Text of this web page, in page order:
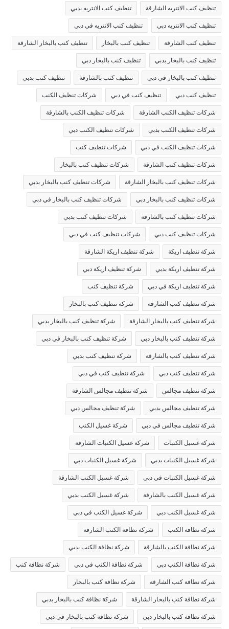
تنظيف كنب الانتريه الشارقة تنظيف كنب الانتريه بدبي
تنظيف كنب الانتريه دبي تنظيف كنب الانتريه في دبي
تنظيف كنب الشارقة تنظيف كنب بالبخار تنظيف كنب بالبخار الشارقة
تنظيف كنب بالبخار بدبي تنظيف كنب بالبخار دبي
تنظيف كنب بالبخار في دبي تنظيف كنب بالشارقة تنظيف كنب بدبي
تنظيف كنب دبي تنظيف كنب في دبي شركات تنظيف الكنب
شركات تنظيف الكنب الشارقة شركات تنظيف الكنب بالشارقة
شركات تنظيف الكنب بدبي شركات تنظيف الكنب دبي
شركات تنظيف الكنب في دبي شركات تنظيف كنب
شركات تنظيف كنب الشارقة شركات تنظيف كنب بالبخار
شركات تنظيف كنب بالبخار الشارقة شركات تنظيف كنب بالبخار بدبي
شركات تنظيف كنب بالبخار دبي شركات تنظيف كنب بالبخار في دبي
شركات تنظيف كنب بالشارقة شركات تنظيف كنب بدبي
شركات تنظيف كنب دبي شركات تنظيف كنب في دبي
شركة تنظيف اريكة شركة تنظيف اريكة الشارقة
شركة تنظيف اريكة بدبي شركة تنظيف اريكة دبي
شركة تنظيف اريكة في دبي شركة تنظيف كنب
شركة تنظيف كنب الشارقة شركة تنظيف كنب بالبخار
شركة تنظيف كنب بالبخار الشارقة شركة تنظيف كنب بالبخار بدبي
شركة تنظيف كنب بالبخار دبي شركة تنظيف كنب بالبخار في دبي
شركة تنظيف كنب بالشارقة شركة تنظيف كنب بدبي
شركة تنظيف كنب دبي شركة تنظيف كنب في دبي
شركة تنظيف مجالس شركة تنظيف مجالس الشارقة
شركة تنظيف مجالس بدبي شركة تنظيف مجالس دبي
شركة تنظيف مجالس في دبي شركة غسيل الكنب
شركة غسيل الكنبات شركة غسيل الكنبات الشارقة
شركة غسيل الكنبات بدبي شركة غسيل الكنبات دبي
شركة غسيل الكنبات في دبي شركة غسيل الكنب الشارقة
شركة غسيل الكنب بالشارقة شركة غسيل الكنب بدبي
شركة غسيل الكنب دبي شركة غسيل الكنب في دبي
شركة نظافة الكنب شركة نظافة الكنب الشارقة
شركة نظافة الكنب بالشارقة شركة نظافة الكنب بدبي
شركة نظافة الكنب دبي شركة نظافة الكنب في دبي شركة نظافة كنب
شركة نظافة كنب الشارقة شركة نظافة كنب بالبخار
شركة نظافة كنب بالبخار الشارقة شركة نظافة كنب بالبخار بدبي
شركة نظافة كنب بالبخار دبي شركة نظافة كنب بالبخار في دبي